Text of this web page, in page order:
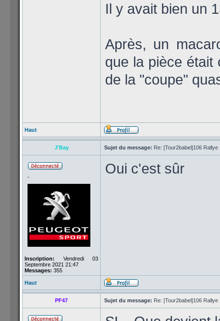
Il y avait bien un
Après, un
que la pièce était
de la "coupe"
Haut
J'Bay Sujet du message: Re: [Tour2babel]106 Rallye
-
Inscription: Vendredi 03
Septembre 2021 21:47
Messages: 355
Oui c'est sûr
Haut
PF47 Sujet du message: Re: [Tour2babel]106 Rallye